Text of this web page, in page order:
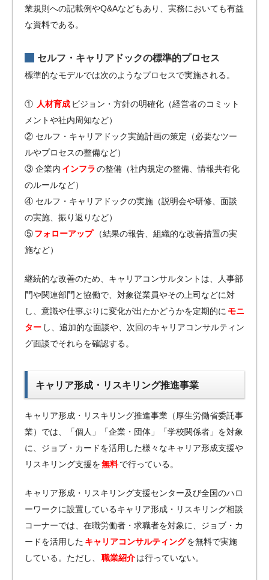
業規則への記載例やQ&Aなどもあり、実務においても有益
な資料である。
セルフ・キャリアドックの標準的プロセス
標準的なモデルでは次のようなプロセスで実施される。
① 人材育成 ビジョン・方針の明確化（経営者のコミット
メントや社内周知など）
② セルフ・キャリアドック実施計画の策定（必要なツー
ルやプロセスの整備など）
③ 企業内 インフラの整備（社内規定の整備、情報共有化
のルールなど）
④ セルフ・キャリアドックの実施（説明会や研修、面談
の実施、振り返りなど）
⑤フォローアップ
（結果の報告、組織的な改善措置の実
施など）
継続的な改善のため、キャリアコンサルタントは、人事部
門や関連部門と協働で、対象従業員やその上司などに対
し、意識や仕事ぶりに変化が出たかどうかを定期的に モニ
ター し、追加的な面談や、次回のキャリアコンサルティン
グ面談でそれらを確認する。
キャリア形成・リスキリング推進事業
キャリア形成・リスキリング推進事業（厚生労働省委託事
業）では、「個人」「企業・団体」「学校関係者」を対象
に、ジョブ・カードを活用した様々なキャリア形成支援や
リスキリング支援を無料で行っている。
キャリア形成・リスキリング支援センター及び全国のハロ
ーワークに設置しているキャリア形成・リスキリング相談
コーナーでは、在職労働者・求職者を対象に、ジョブ・カ
ードを活用した キャリアコンサルティングを無料で実施
している。ただし、
職業紹介は行っていない。